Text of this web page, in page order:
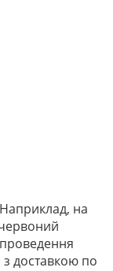
на
з доставкою по